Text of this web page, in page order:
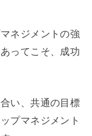
ネジメントの強
ってこそ、成功
い、共通の目標
プマネジメント